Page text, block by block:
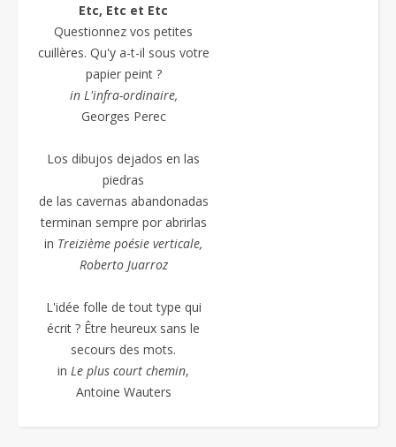
Etc, Etc et Etc
Questionnez vos petites
cuillères. Qu'y a-t-il sous votre
papier peint ?
in L'infra-ordinaire,
Georges Perec
Los dibujos dejados en las
piedras
de las cavernas abandonadas
terminan sempre por abrirlas
in Treizième poésie verticale,
Roberto Juarroz
L'idée folle de tout type qui
écrit ? Être heureux sans le
secours des mots.
in Le plus court chemin,
Antoine Wauters